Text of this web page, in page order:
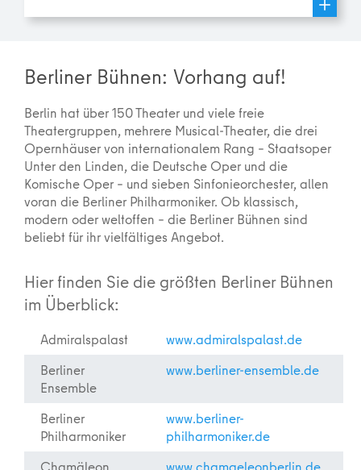
Berliner Bühnen: Vorhang auf!
Berlin hat über 150 Theater und viele freie
Theatergruppen, mehrere Musical-Theater, die drei
Opernhäuser von internationalem Rang – Staatsoper
Unter den Linden, die Deutsche Oper und die
Komische Oper – und sieben Sinfonieorchester, allen
voran die Berliner Philharmoniker. Ob klassisch,
modern oder weltoffen – die Berliner Bühnen sind
beliebt für ihr vielfältiges Angebot.
Hier finden Sie die größten Berliner Bühnen
im Überblick:
Admiralspalast
www.admiralspalast.de
Berliner
Ensemble
www.berliner-ensemble.de
Berliner
Philharmoniker
www.berliner-
philharmoniker.de
Chamäleon
www.chamaeleonberlin.de